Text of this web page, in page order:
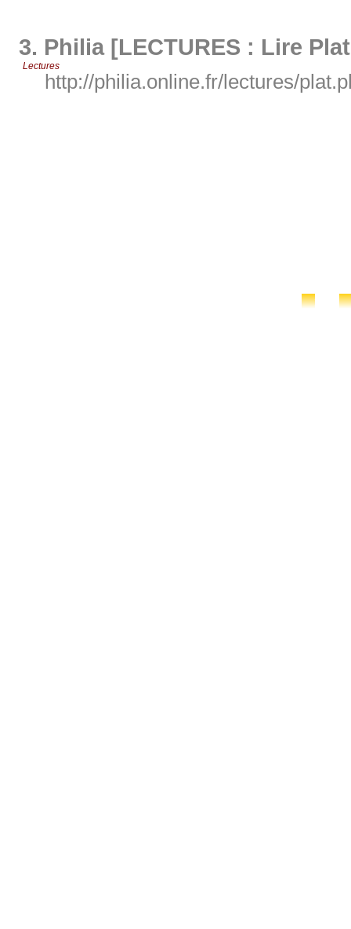
3. Philia [LECTURES : Lire
Lectures
http://philia.online.fr/lectures/